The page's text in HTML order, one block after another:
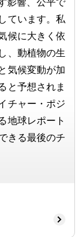
ています。私
候に大きく依
、動植物の生
気候変動が加
と予想されま
チャー・ポジ
地球レポート
きる最後のチ